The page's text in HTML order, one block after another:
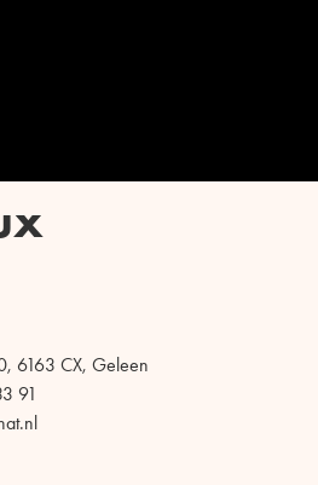
6163 CX, Geleen
91